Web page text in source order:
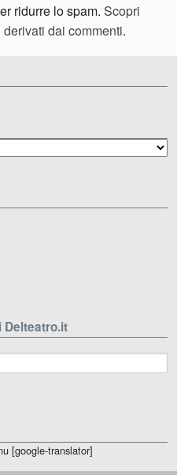
ridurre lo spam. Scopri
dai commenti.
Delteatro.it
[google-translator]